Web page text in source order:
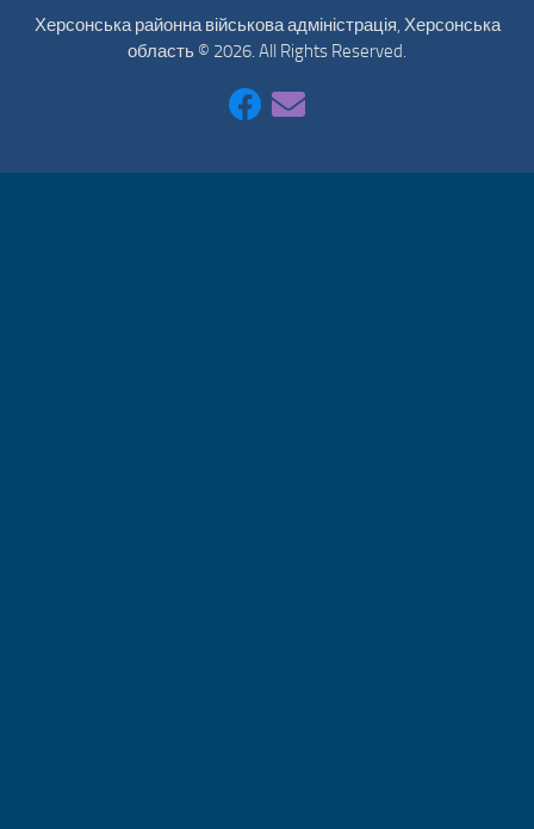
Херсонська районна військова адміністрація, Херсонська
область © 2026. All Rights Reserved.